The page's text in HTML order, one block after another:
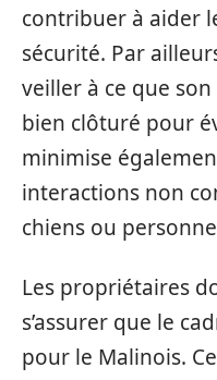
contribuer à aider
sécurité. Par
veiller à ce que
bien clôturé pour
minimise
interactions non
chiens ou
Les propriétaires
s’assurer que le
pour le Malinois.